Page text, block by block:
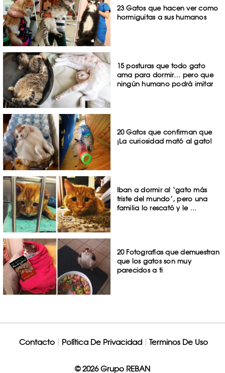
23 Gatos que hacen ver como
hormiguitas a sus humanos
15 posturas que todo gato
ama para dormir… pero que
ningún humano podrá imitar
20 Gatos que confirman que
¡La curiosidad mató al gato!
Iban a dormir al ‘gato más
triste del mundo’, pero una
familia lo rescató y le ...
20 Fotografías que demuestran
que los gatos son muy
parecidos a ti
Contacto Política De Privacidad Terminos De Uso
© 2026 Grupo REBAN